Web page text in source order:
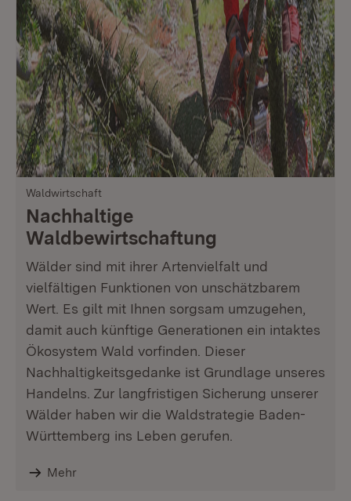
Waldwirtschaft
Nachhaltige
Waldbewirtschaftung
Wälder sind mit ihrer Artenvielfalt und
vielfältigen Funktionen von unschätzbarem
Wert. Es gilt mit Ihnen sorgsam umzugehen,
damit auch künftige Generationen ein intaktes
Ökosystem Wald vorfinden. Dieser
Nachhaltigkeitsgedanke ist Grundlage unseres
Handelns. Zur langfristigen Sicherung unserer
Wälder haben wir die Waldstrategie Baden-
Württemberg ins Leben gerufen.
Mehr